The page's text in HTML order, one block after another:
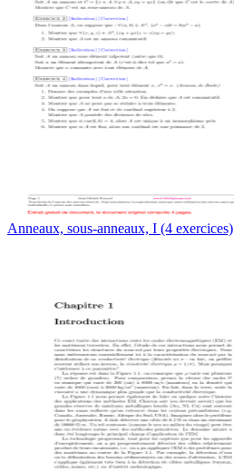
Anneaux, sous-anneaux, I (4 exercices)